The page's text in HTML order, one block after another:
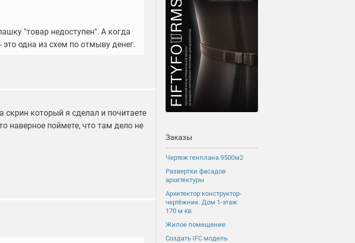
"товар недоступен". А когда
одна из схем по отмыву денег.
скрин который я сделал и почитаете
наверное поймете, что там дело не
Заказы
Чертеж генплана 9500м2
Развертки фасадов
архитектуры
Архитектор конструктор-
чертёжник. Дом 1-этаж
170 м кв
Жилое помещение
Создать IFC модель